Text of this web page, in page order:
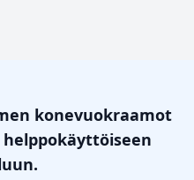
konevuokraamot